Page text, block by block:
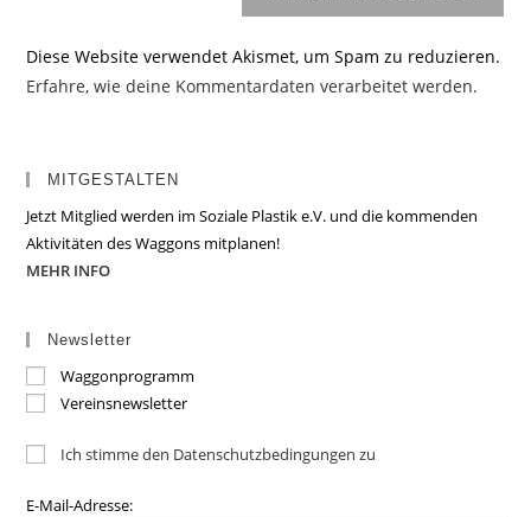
Diese Website verwendet Akismet, um Spam zu reduzieren.
Erfahre, wie deine Kommentardaten verarbeitet werden.
MITGESTALTEN
Jetzt Mitglied werden im Soziale Plastik e.V. und die kommenden
Aktivitäten des Waggons mitplanen!
MEHR INFO
Newsletter
Waggonprogramm
Vereinsnewsletter
Ich stimme den Datenschutzbedingungen zu
E-Mail-Adresse: